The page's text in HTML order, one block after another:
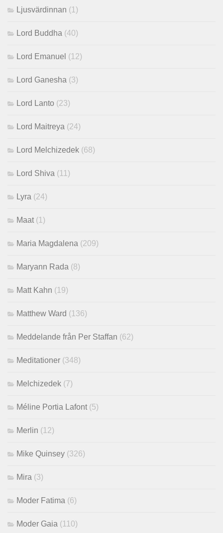
Ljusvärdinnan (1)
Lord Buddha (40)
Lord Emanuel (12)
Lord Ganesha (3)
Lord Lanto (23)
Lord Maitreya (24)
Lord Melchizedek (68)
Lord Shiva (11)
Lyra (24)
Maat (1)
Maria Magdalena (209)
Maryann Rada (8)
Matt Kahn (19)
Matthew Ward (136)
Meddelande från Per Staffan (62)
Meditationer (348)
Melchizedek (7)
Méline Portia Lafont (5)
Merlin (12)
Mike Quinsey (326)
Mira (3)
Moder Fatima (6)
Moder Gaia (110)